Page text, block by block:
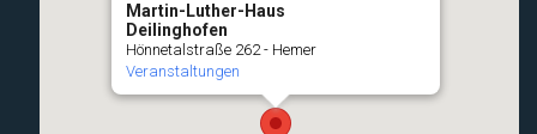
Martin-Luther-Haus
Deilinghofen
Hönnetalstraße 262 - Hemer
Veranstaltungen